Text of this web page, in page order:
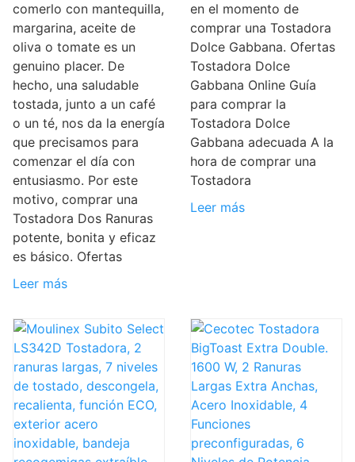
comerlo con mantequilla,
margarina, aceite de
oliva o tomate es un
genuino placer. De
hecho, una saludable
tostada, junto a un café
o un té, nos da la energía
que precisamos para
comenzar el día con
entusiasmo. Por este
motivo, comprar una
Tostadora Dos Ranuras
potente, bonita y eficaz
es básico. Ofertas
Leer más
en el momento de
comprar una Tostadora
Dolce Gabbana. Ofertas
Tostadora Dolce
Gabbana Online Guía
para comprar la
Tostadora Dolce
Gabbana adecuada A la
hora de comprar una
Tostadora
Leer más